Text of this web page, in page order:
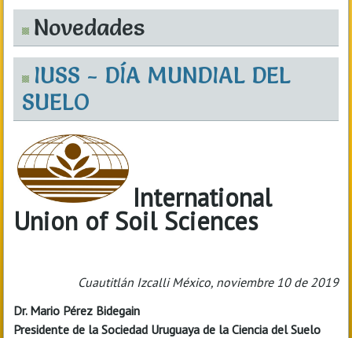
Novedades
IUSS - DÍA MUNDIAL DEL
SUELO
International
Union of Soil Sciences
Cuautitlán Izcalli México, noviembre 10 de 2019
Dr. Mario Pérez Bidegain
Presidente de la Sociedad Uruguaya de la Ciencia del Suelo